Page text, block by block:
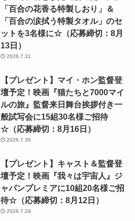
「百合の花香る特製しおり」＆
「百合の涙拭う特製タオル」のセ
ットを3名様に☆（応募締切：8月
13日）
2026.7.31
【プレゼント】マイ・ホン監督登
壇予定！映画『猫たちと7000マイ
ルの旅』監督来日舞台挨拶付き一
般試写会に15組30名様ご招待
☆（応募締切：8月16日）
2026.7.30
【プレゼント】キャスト＆監督登
壇予定！映画『我々は宇宙人』ジ
ャパンプレミアに10組20名様ご招
待☆（応募締切：8月12日）
2026.7.29